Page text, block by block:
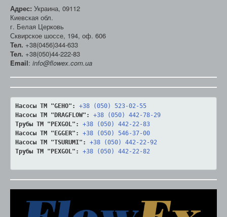
Адрес: Украина, 09112
Киевская обл.
г. Белая Церковь
Сквирское шоссе, 194, оф. 606
Тел. +38(0456)344-633
Тел. +38(050)44-222-83
Email: info@flowex.com.ua
Насосы ТМ "GEHO":
+38 (050) 523-02-55
Насосы ТМ "DRAGFLOW":
+38 (050) 442-78-29
Трубы ТМ "PEXGOL":
+38 (050) 442-22-83
Насосы ТМ "EGGER":
+38 (050) 546-37-00
Насосы ТМ "TSURUMI":
+38 (050) 442-22-92
Трубы ТМ "PEXGOL":
+38 (050) 442-22-82